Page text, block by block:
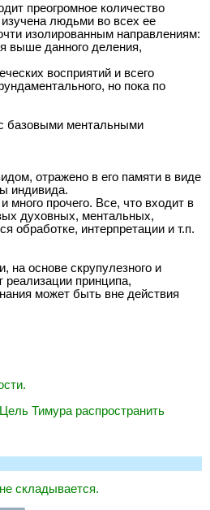
преогромное количество
людьми во всех ее
изолированным направлениям:
выше данного деления,
восприятий и всего
но пока по
базовыми ментальными
отражено в его памяти в виде
индивида.
много прочего. Все, что входит в
духовных, ментальных,
обработке, интерпретации и т.п.
на основе скрупулезного и
реализации принципа,
может быть вне действия
Тимура распространить
складывается.